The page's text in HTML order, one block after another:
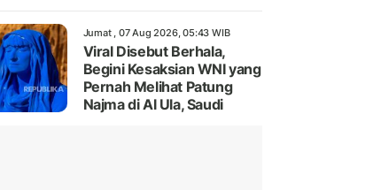
Jumat , 07 Aug 2026, 05:43 WIB
Viral Disebut Berhala,
Begini Kesaksian WNI yang
Pernah Melihat Patung
Najma di Al Ula, Saudi